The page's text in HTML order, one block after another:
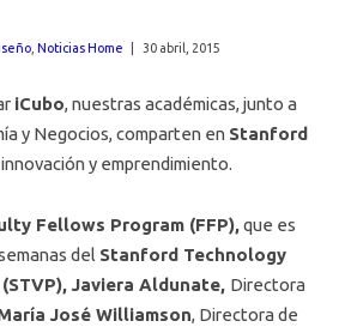
Noticias Home 30 abril, 2015
iCubo, nuestras académicas, junto a
y Negocios, comparten en Stanford
y emprendimiento.
Fellows Program (FFP),que es
del Stanford Technology
Javiera Aldunate, Directora
José Williamson, Directora de